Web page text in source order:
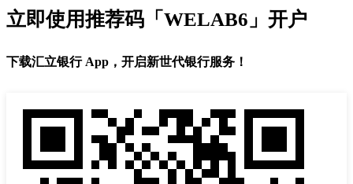
立即使用推荐码「WELAB6」开户
下载汇立银行 App，开启新世代银行服务！